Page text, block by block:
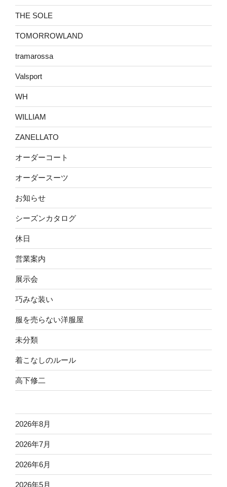
THE SOLE
TOMORROWLAND
tramarossa
Valsport
WH
WILLIAM
ZANELLATO
オーダーコート
オーダースーツ
お知らせ
シーズンカタログ
休日
営業案内
展示会
巧みな装い
服を売らない洋服屋
未分類
着こなしのルール
高下修二
2026年8月
2026年7月
2026年6月
2026年5月